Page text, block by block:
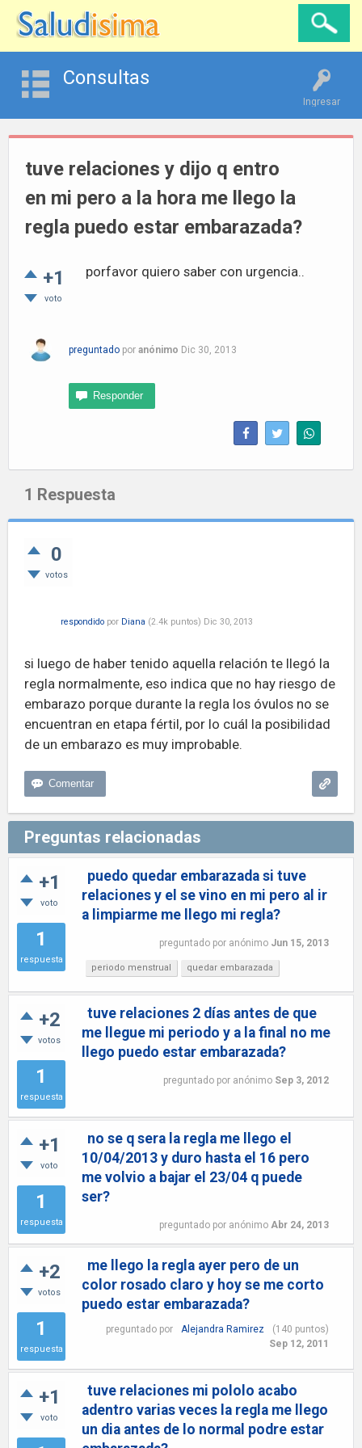
Ingresar
Consultas
tuve relaciones y dijo q entro
en mi pero a la hora me llego la
regla puedo estar embarazada?
+1
voto
porfavor quiero saber con urgencia..
preguntado por anónimo Dic 30, 2013
1 Respuesta
0
votos
respondido por Diana (2.4k puntos) Dic 30, 2013
si luego de haber tenido aquella relación te llegó la
regla normalmente, eso indica que no hay riesgo de
embarazo porque durante la regla los óvulos no se
encuentran en etapa fértil, por lo cuál la posibilidad
de un embarazo es muy improbable.
Preguntas relacionadas
+1
voto
1
respuesta
puedo quedar embarazada si tuve
relaciones y el se vino en mi pero al ir
a limpiarme me llego mi regla?
preguntado por anónimo Jun 15, 2013
periodo menstrual quedar embarazada
+2
votos
1
respuesta
tuve relaciones 2 días antes de que
me llegue mi periodo y a la final no me
llego puedo estar embarazada?
preguntado por anónimo Sep 3, 2012
+1
voto
1
respuesta
no se q sera la regla me llego el
10/04/2013 y duro hasta el 16 pero
me volvio a bajar el 23/04 q puede
ser?
preguntado por anónimo Abr 24, 2013
+2
votos
1
respuesta
me llego la regla ayer pero de un
color rosado claro y hoy se me corto
puedo estar embarazada?
preguntado por Alejandra Ramirez (140 puntos)
Sep 12, 2011
+1
voto
tuve relaciones mi pololo acabo
adentro varias veces la regla me llego
un dia antes de lo normal podre estar